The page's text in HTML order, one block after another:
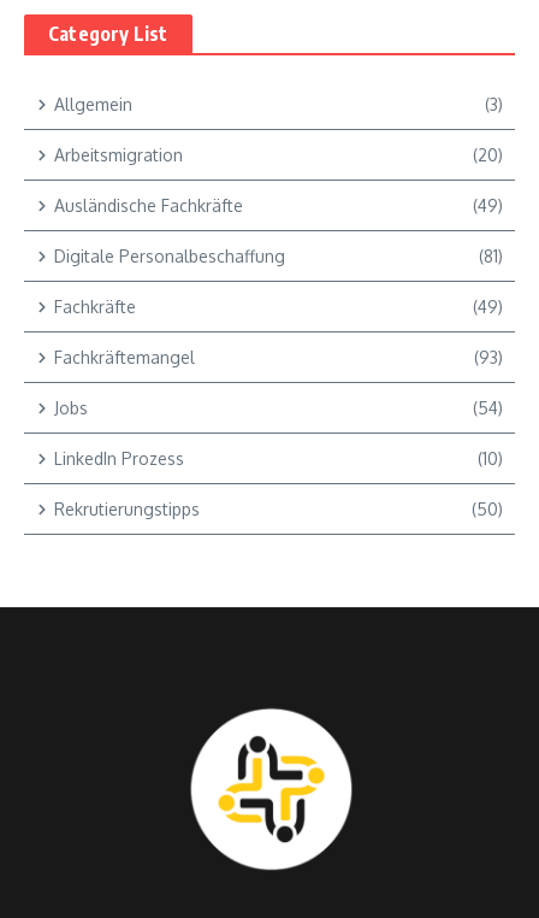
Category List
Allgemein (3)
Arbeitsmigration (20)
Ausländische Fachkräfte (49)
Digitale Personalbeschaffung (81)
Fachkräfte (49)
Fachkräftemangel (93)
Jobs (54)
LinkedIn Prozess (10)
Rekrutierungstipps (50)